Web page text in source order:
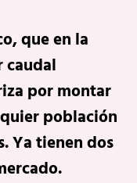
que en la
caudal
por montar
población
Ya tienen dos